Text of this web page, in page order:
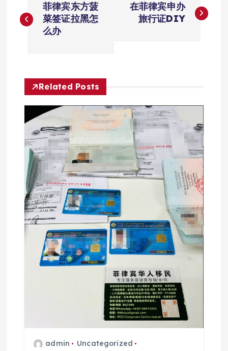
章
航
菲律宾东方菠
菜签证拉黑怎
么办
在菲律宾申办
旅行证DIY
Related Posts
admin
Uncategorized